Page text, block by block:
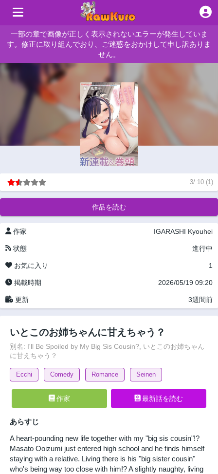
一部の章で画像が正しく表示されないエラーが発生していま
す。修正に取り組んでおり、ご迷惑をおかけして申し訳ありま
せん。
3/ 10 (1)
作品を読む
作家 IGARASHI Kyouhei
状態 進行中
お気に入り 1
掲載時期 2026/05/19 09:20
更新 3週間前
いとこのお姉ちゃんに甘えちゃう？
別名: I'll Be Spoiled by My Big Sis Cousin?, いとこのお姉ちゃん
に甘えちゃう？
Ecchi Comedy Romance Seinen
作家 最新話を読む
あらすじ
A heart-pounding new life together with my "big sis cousin"!?
Masato Ooizumi just entered high school and he finds himself
staying with a relative. Living there is his "big sister cousin"
who's being way too close with him!? A slightly naughty, living